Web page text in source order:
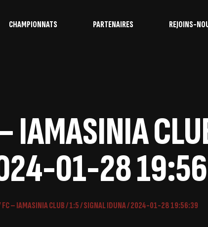
CHAMPIONNATS PARTENAIRES REJOINS-
IAMASINIA
01-28
FC – IAMASINIA CLUB / 1:5 / SIGNAL IDUNA / 2024-01-28 19:56:39